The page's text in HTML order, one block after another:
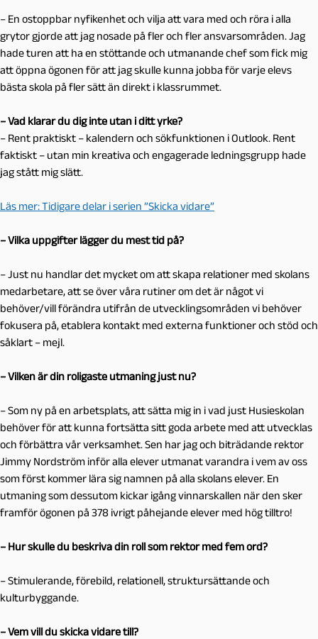
– En ostoppbar nyfikenhet och vilja att vara med och röra i alla
grytor gjorde att jag nosade på fler och fler ansvarsområden. Jag
hade turen att ha en stöttande och utmanande chef som fick mig
att öppna ögonen för att jag skulle kunna jobba för varje elevs
bästa skola på fler sätt än direkt i klassrummet.
– Vad klarar du dig inte utan i ditt yrke?
– Rent praktiskt – kalendern och sökfunktionen i Outlook. Rent
faktiskt – utan min kreativa och engagerade ledningsgrupp hade
jag stått mig slätt.
Läs mer: Tidigare delar i serien ”Skicka vidare”
– Vilka uppgifter lägger du mest tid på?
– Just nu handlar det mycket om att skapa relationer med skolans
medarbetare, att se över våra rutiner om det är något vi
behöver/vill förändra utifrån de utvecklingsområden vi behöver
fokusera på, etablera kontakt med externa funktioner och stöd och
såklart – mejl.
– Vilken är din roligaste utmaning just nu?
– Som ny på en arbetsplats, att sätta mig in i vad just Husieskolan
behöver för att kunna fortsätta sitt goda arbete med att utvecklas
och förbättra vår verksamhet. Sen har jag och biträdande rektor
Jimmy Nordström inför alla elever utmanat varandra i vem av oss
som först kommer lära sig namnen på alla skolans elever. En
utmaning som dessutom kickar igång vinnarskallen när den sker
framför ögonen på 378 ivrigt påhejande elever med hög tilltro!
– Hur skulle du beskriva din roll som rektor med fem ord?
– Stimulerande, förebild, relationell, struktursättande och
kulturbyggande.
– Vem vill du skicka vidare till?